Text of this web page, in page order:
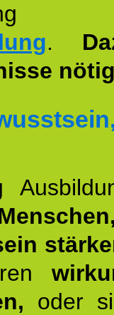
.
oder